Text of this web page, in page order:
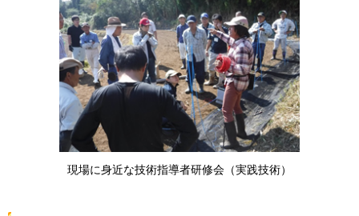
現場に身近な技術指導者研修会（実践技術）